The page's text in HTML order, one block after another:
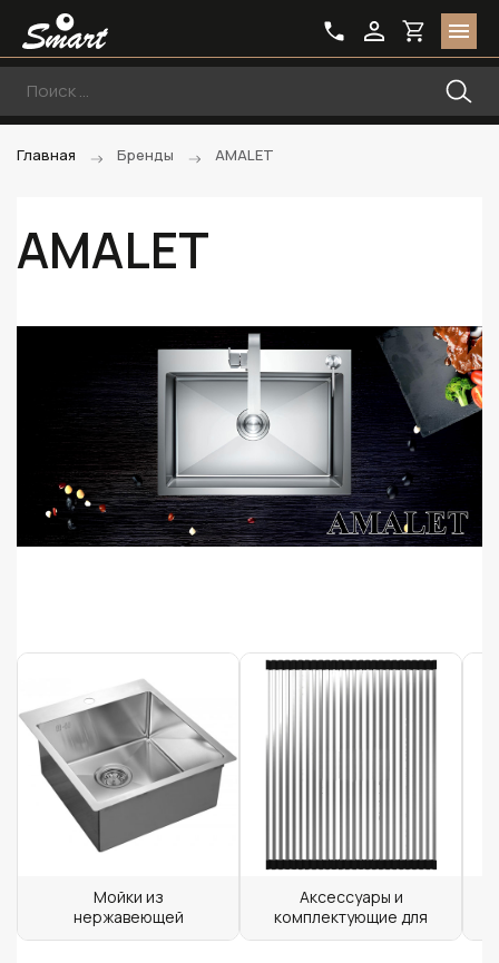
Главная Бренды AMALET
AMALET
Мойки из
нержавеющей
стали для кухни
Аксессуары и
комплектующие для
моек